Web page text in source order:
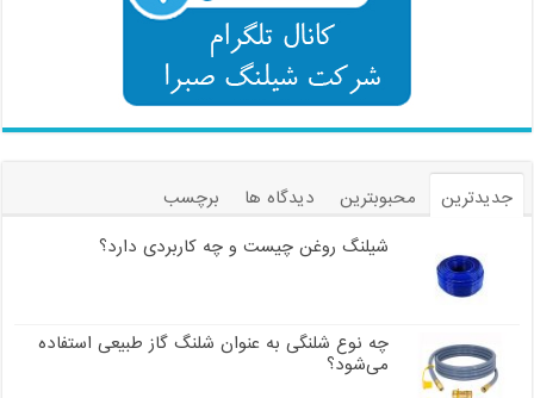
جدیدترین محبوبترین دیدگاه ها
برچسب
شیلنگ روغن چیست و چه کاربردی دارد؟
چه نوع شلنگی به عنوان شلنگ گاز طبیعی استفاده
می‌شود؟